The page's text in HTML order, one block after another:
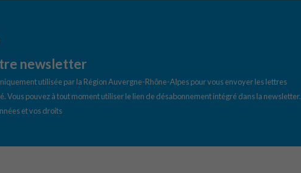
newsletter
utilisée par la Région Auvergne-Rhône-Alpes pour vous envoyer les lettres
Vous pouvez à tout moment utiliser le lien de désabonnement intégré dans la newsletter.
et vos droits